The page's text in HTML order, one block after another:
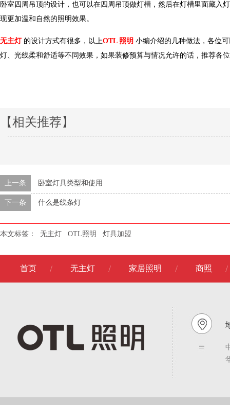
卧室四周吊顶的设计，也可以在四周吊顶做灯槽，然后在灯槽里面藏入
现更加温和自然的照明效果。
无主灯 的设计方式有很多，以上OTL 照明 小编介绍的 几种做法，各
灯、光线柔和舒适等不同效果，如果装修预算与情况允许的话，推荐各
【相关推荐】
上一条 卧室灯具类型和使用
下一条 什么是线条灯
本文标签： 无主灯 OTL照明 灯具加盟
首页 无主灯 家居照明 商照